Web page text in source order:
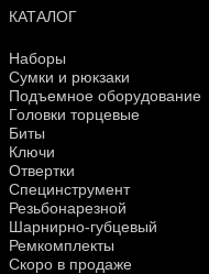
КАТАЛОГ
Наборы
Сумки и рюкзаки
Подъемное оборудование
Головки торцевые
Биты
Ключи
Отвертки
Специнструмент
Резьбонарезной
Шарнирно-губцевый
Ремкомплекты
Скоро в продаже